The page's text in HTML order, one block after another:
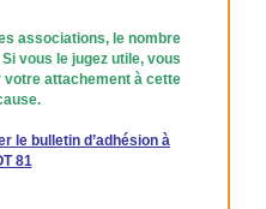
associations, le nombre
vous le jugez utile, vous
attachement à cette
le bulletin d’adhésion à
81